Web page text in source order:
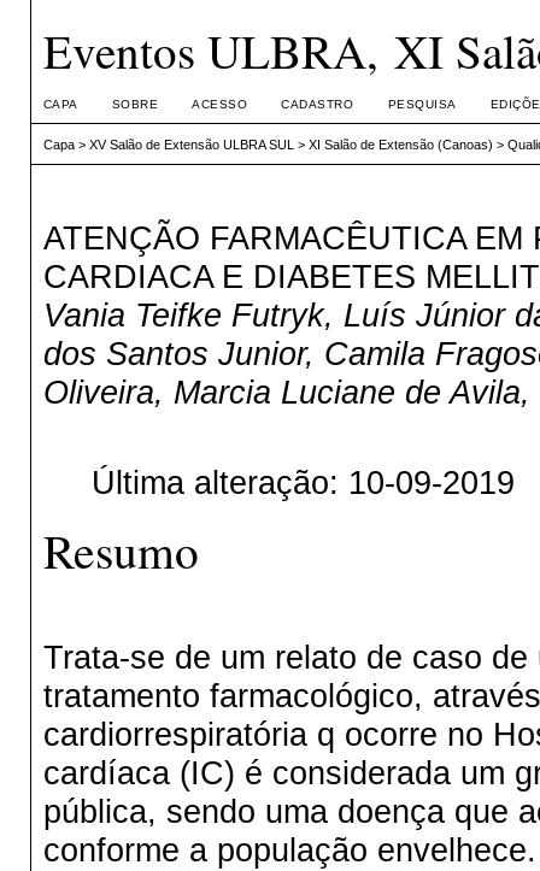
Eventos ULBRA, XI
CAPA SOBRE ACESSO CADASTRO PESQUISA
Capa> XV Salão de Extensão ULBRA SUL > XI Salão de Extensão (Canoas) >
ATENÇÃO FARMACÊUTICA
CARDIACA E DIABETES
Vania Teifke Futryk, Luís Júnior
dos Santos Junior, Camila
Oliveira, Marcia Luciane de
Última alteração: 10-09-2019
Resumo
Trata-se de um relato de caso
tratamento farmacológico,
cardiorrespiratória q ocorre no
cardíaca (IC) é considerada um
pública, sendo uma doença que
conforme a população envelhece.